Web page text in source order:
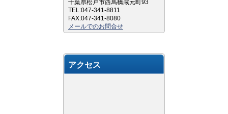
千葉県松戸市西馬橋蔵元町93
TEL:047-341-8811
FAX:047-341-8080
メールでのお問合せ
アクセス